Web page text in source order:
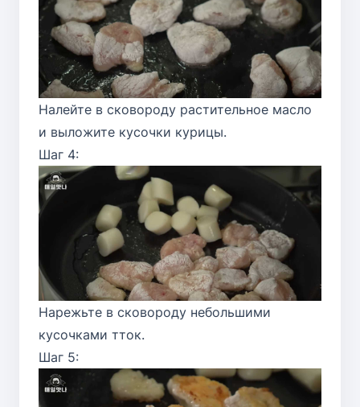
Налейте в сковороду растительное масло
и выложите кусочки курицы.
Шаг 4:
Нарежьте в сковороду небольшими
кусочками тток.
Шаг 5: